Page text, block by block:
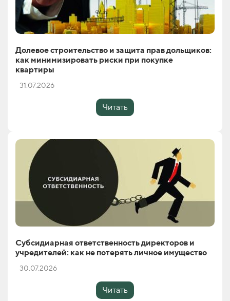
Долевое строительство и защита прав дольщиков:
как минимизировать риски при покупке
квартиры
31.07.2026
Читать
Субсидиарная ответственность директоров и
учредителей: как не потерять личное имущество
30.07.2026
Читать